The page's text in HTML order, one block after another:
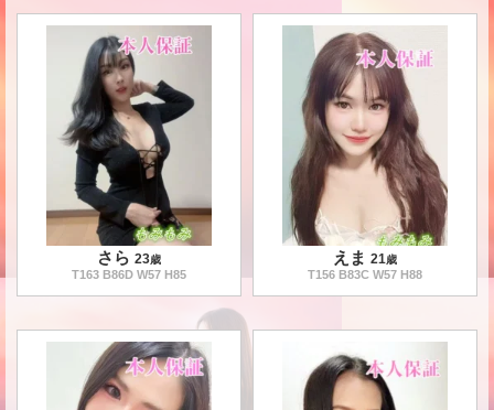
さら 23歳
T163 B86D W57 H85
えま 21歳
T156 B83C W57 H88